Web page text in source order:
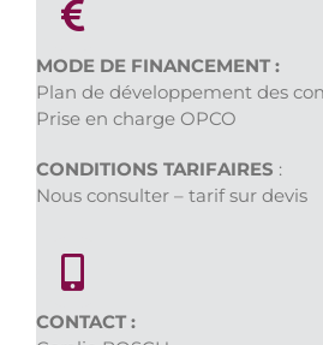
MODE DE FINANCEMENT :
Plan de développement des
Prise en charge OPCO
CONDITIONS TARIFAIRES :
Nous consulter – tarif sur devis
CONTACT :